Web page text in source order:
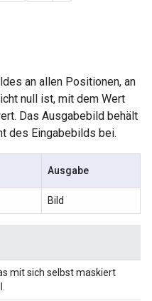
an allen Positionen, an
null ist, mit dem Wert
Das Ausgabebild behält
des Eingabebilds bei.
Ausgabe
Bild
mit sich selbst maskiert